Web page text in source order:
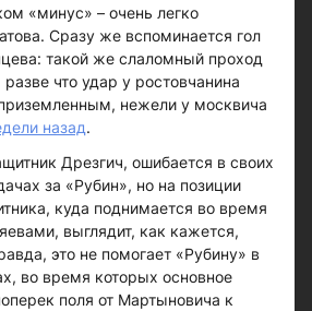
«минус» – очень легко
Сразу же вспоминается гол
такой же слаломный проход
что удар у ростовчанина
нежели у москвича
назад.
Дрезгич, ошибается в своих
за «Рубин», но на позиции
куда поднимается во время
выглядит, как кажется,
это не помогает «Рубину» в
во время которых основное
поля от Мартыновича к